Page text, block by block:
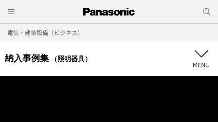
電気・建築設備（ビジネス）
納入事例集 （照明器具）